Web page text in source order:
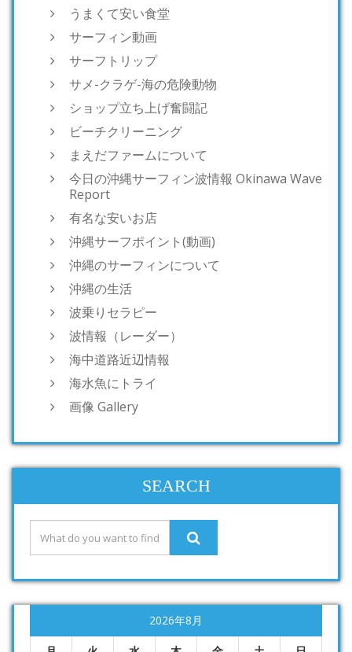
うまくて安い食堂
サーフィン動画
サーフトリップ
サメ-クラゲ-海の危険動物
ショップ立ち上げ奮闘記
ビーチクリーニング
まえだファームについて
今日の沖縄サーフィン波情報 Okinawa Wave
Report
有名な安いお店
沖縄サーフポイント(動画)
沖縄のサーフィンについて
沖縄の生活
波乗りセラピー
波情報（レーダー）
海中道路近辺情報
海水魚にトライ
画像 Gallery
SEARCH
2026年8月